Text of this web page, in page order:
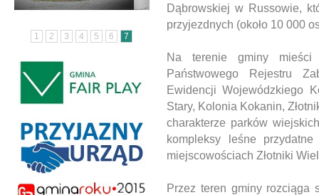
1 2 3 4 5 6 7
Dąbrowskiej w Russowie,
przyjezdnych (około 10 000
Na terenie gminy
Państwowego Rejestru
Ewidencji Wojewódzkiego
Stary, Kolonia Kokanin,
charakterze parków
kompleksy leśne
miejscowościach Złotniki
Przez teren gminy rozciąga